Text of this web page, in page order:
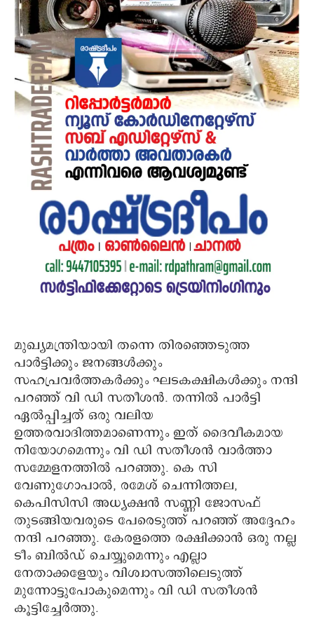
മുഖ്യമന്ത്രിയായി തന്നെ തിരഞ്ഞെടുത്ത
പാര്‍ട്ടിക്കും ജനങ്ങള്‍ക്കും
സഹപ്രവര്‍ത്തകര്‍ക്കും ഘടകക്ഷികള്‍ക്കും നന്ദി
പറഞ്ഞ് വി ഡി സതീശന്‍. തന്നില്‍ പാര്‍ട്ടി
ഏല്‍പ്പിച്ചത് ഒരു വലിയ
ഉത്തരവാദിത്തമാണെന്നും ഇത് ദൈവീകമായ
നിയോഗമെന്നും വി ഡി സതീശന്‍ വാര്‍ത്താ
സമ്മേളനത്തില്‍ പറഞ്ഞു. കെ സി
വേണുഗോപാല്‍, രമേശ് ചെന്നിത്തല,
കെപിസിസി അധ്യക്ഷന്‍ സണ്ണി ജോസഫ്
തുടങ്ങിയവരുടെ പേരെടുത്ത് പറഞ്ഞ് അദ്ദേഹം
നന്ദി പറഞ്ഞു. കേരളത്തെ രക്ഷിക്കാന്‍ ഒരു നല്ല
ടീം ബില്‍ഡ് ചെയ്യുമെന്നും എല്ലാ
നേതാക്കളേയും വിശ്വാസത്തിലെടുത്ത്
മുന്നോട്ടുപോകുമെന്നും വി ഡി സതീശന്‍
കൂട്ടിച്ചേര്‍ത്തു.